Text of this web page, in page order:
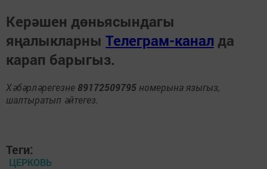
Керәшен дөньясындагы
яңалыкларны Телеграм-канал да
карап барыгыз.
Хәбәрләрегезне 89172509795 номерына языгыз,
шалтыратып әйтегез.
Теги:
ЦЕРКОВЬ